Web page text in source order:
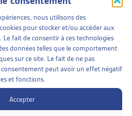
nous utilisons des
pour stocker et/ou accéder aux
fait de consentir à ces technologies
données telles que le comportement
sur ce site. Le fait de ne pas
peut avoir un effet négatif
et fonctions.
Accepter
sociales, qui avait recouru
procédant à une telle évaluation, a
fédéral porte sur la version du RAI
2023. Les répercussions de
teneur actuelle de l’article 26bis
par la Cour.